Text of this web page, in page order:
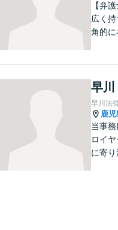
【弁
広く
角的に
ポー
早川
早川法
鹿
当事
ロイ
に寄り